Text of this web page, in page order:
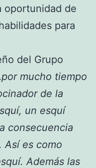
oportunidad de
para
del Grupo
mucho tiempo
de la
un esquí
consecuencia
Así es como
Además las